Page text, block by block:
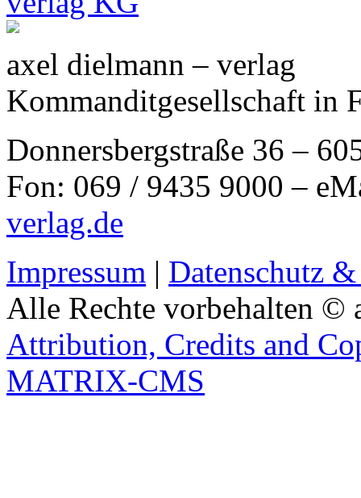
axel dielmann – verlag
Kommanditgesellschaft in
Donnersbergstraße 36 –
Fon: 069 / 9435 9000 –
verlag.de
Impressum | Datenschutz
Alle Rechte vorbehalten ©
Attribution, Credits and
MATRIX-CMS